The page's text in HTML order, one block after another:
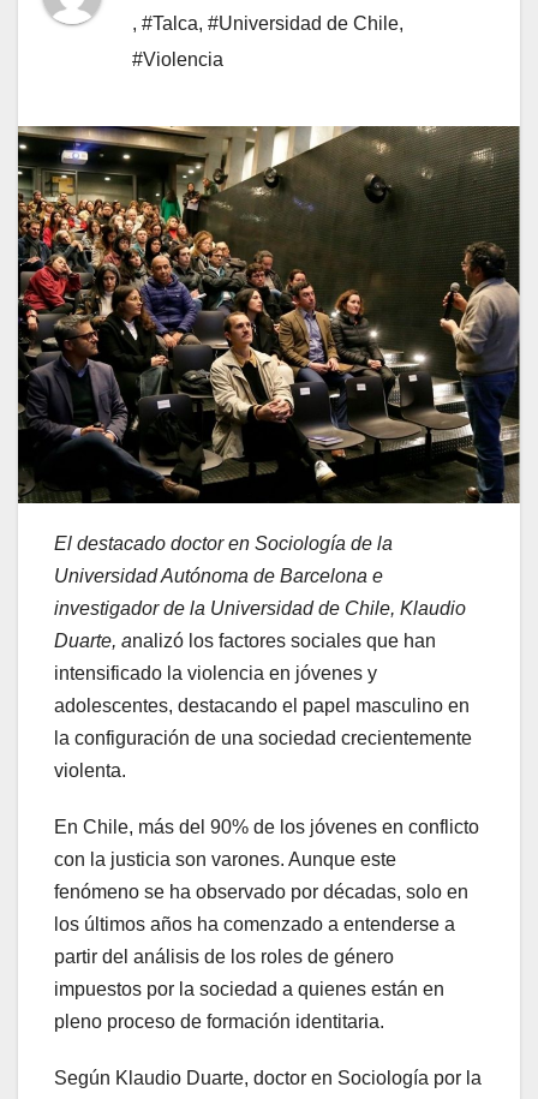
, #Talca, #Universidad de Chile,
#Violencia
El destacado doctor en Sociología de la
Universidad Autónoma de Barcelona e
investigador de la Universidad de Chile, Klaudio
Duarte, analizó los factores sociales que han
intensificado la violencia en jóvenes y
adolescentes, destacando el papel masculino en
la configuración de una sociedad crecientemente
violenta.
En Chile, más del 90% de los jóvenes en conflicto
con la justicia son varones. Aunque este
fenómeno se ha observado por décadas, solo en
los últimos años ha comenzado a entenderse a
partir del análisis de los roles de género
impuestos por la sociedad a quienes están en
pleno proceso de formación identitaria.
Según Klaudio Duarte, doctor en Sociología por la